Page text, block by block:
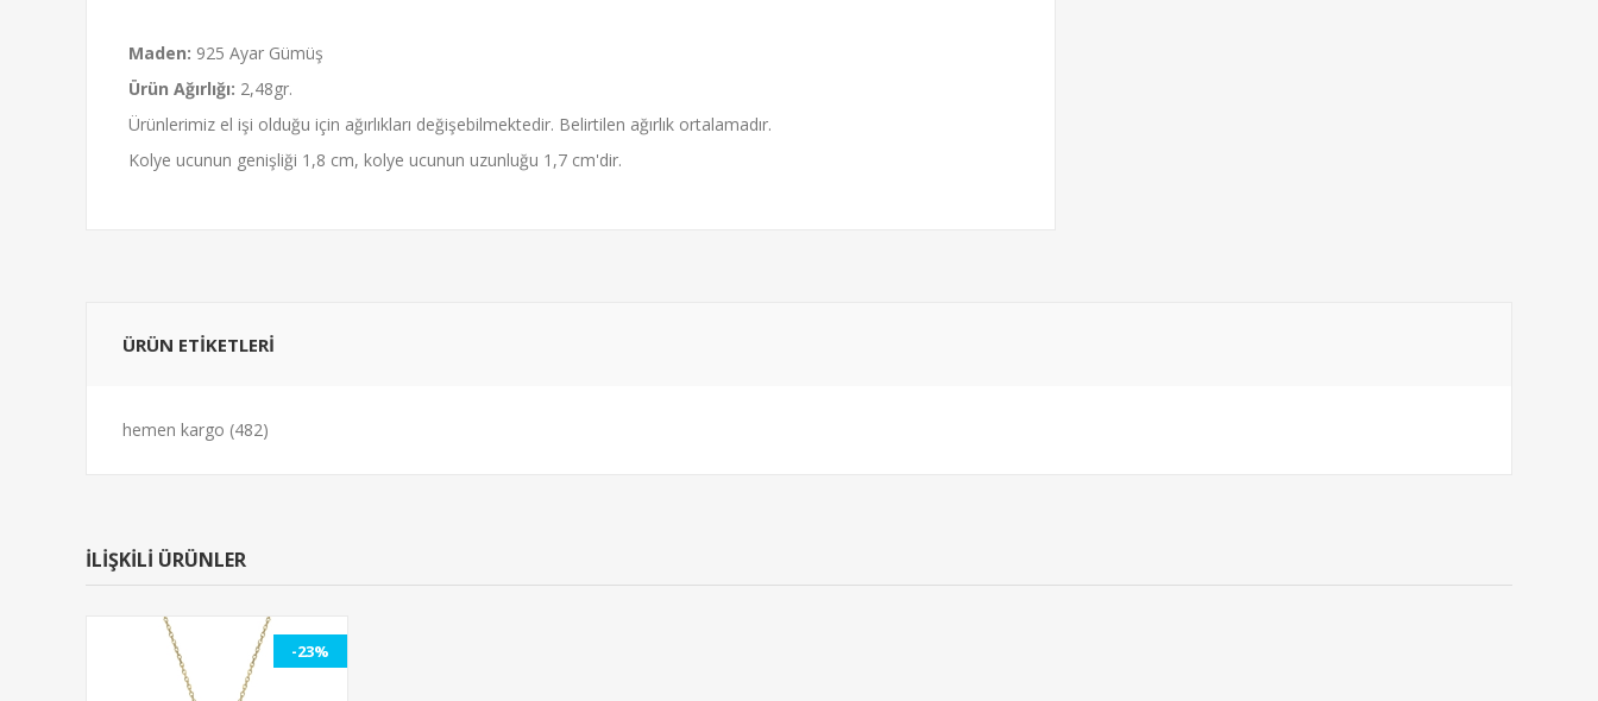
Maden: 925 Ayar Gümüş
Ürün Ağırlığı: 2,48gr.
Ürünlerimiz el işi olduğu için ağırlıkları değişebilmektedir. Belirtilen ağırlık ortalamadır.
Kolye ucunun genişliği 1,8 cm, kolye ucunun uzunluğu 1,7 cm'dir.
ÜRÜN ETİKETLERİ
hemen kargo (482)
İLİŞKİLİ ÜRÜNLER
-23%